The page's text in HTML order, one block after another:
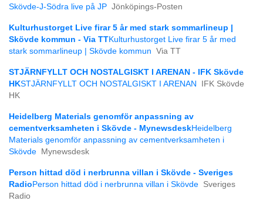
Skövde-J-Södra live på JP Jönköpings-Posten
Kulturhustorget Live firar 5 år med stark sommarlineup |
Skövde kommun - Via TTKulturhustorget Live firar 5 år med
stark sommarlineup | Skövde kommun Via TT
STJÄRNFYLLT OCH NOSTALGISKT I ARENAN - IFK Skövde
HKSTJÄRNFYLLT OCH NOSTALGISKT I ARENAN
IFK Skövde
HK
Heidelberg Materials genomför anpassning av
cementverksamheten i Skövde - MynewsdeskHeidelberg
Materials genomför anpassning av cementverksamheten i
Skövde
Mynewsdesk
Person hittad död i nerbrunna villan i Skövde - Sveriges
Radio Person hittad död i nerbrunna villan i Skövde Sveriges
Radio